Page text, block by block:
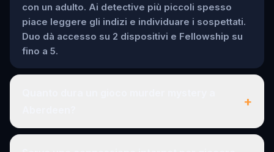
con un adulto. Ai detective più piccoli spesso
piace leggere gli indizi e individuare i sospettati.
Duo dà accesso su 2 dispositivi e Fellowship su
fino a 5.
+